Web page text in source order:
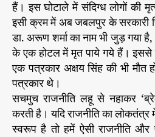
हैं। इस घोटाले में संदिग्ध लोगों की
इसी क्रम में अब जबलपुर के सरकारी
डा. अरूण शर्मा का नाम भी जुड़ गया है,
के एक होटल में मृत पाये गये हैं।
एक पत्रकार अक्षय सिंह की भी मौत
पत्रकार थे।
सचमुच राजनीति लहू से नहाकर
करती है। यदि राजनीति का लोकतंत्र
स्वरूप है तो हमें ऐसी राजनीति और